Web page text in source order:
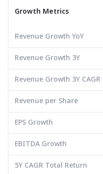
Revenue Growth 3Y CAGR
EPS Growth
EBITDA Growth
5Y CAGR Total Return
Market Cap (M.Bath)
Average Volume
Growth Metrics
Revenue Growth YoY
Revenue Growth 3Y
Revenue Growth 3Y CAGR
Revenue per Share
EPS Growth
EBITDA Growth
5Y CAGR Total Return